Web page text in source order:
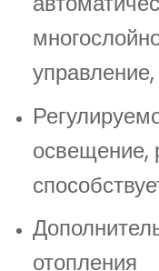
освещение,
отопления